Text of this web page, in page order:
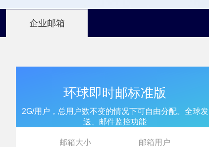
企业邮箱
环球即时邮标准版
2G/用户，总用户数不变的情况下可自由分配。全球发
送、邮件监控功能
邮箱大小 邮箱用户